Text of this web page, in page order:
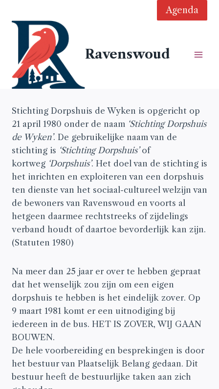
naar
Agenda
Ravenswoud
Stichting Dorpshuis de Wyken is opgericht op
21 april 1980 onder de naam ‘Stichting Dorpshuis
de Wyken’. De gebruikelijke naam van de
stichting is ‘Stichting Dorpshuis’of
kortweg ‘Dorpshuis’. Het doel van de stichting is
het inrichten en exploiteren van een dorpshuis
ten dienste van het sociaal-cultureel welzijn van
de bewoners van Ravenswoud en voorts al
hetgeen daarmee rechtstreeks of zijdelings
verband houdt of daartoe bevorderlijk kan zijn.
(Statuten 1980)
Na meer dan 25 jaar er over te hebben gepraat
dat het wenselijk zou zijn om een eigen
dorpshuis te hebben is het eindelijk zover. Op
9 maart 1981 komt er een uitnodiging bij
iedereen in de bus. HET IS ZOVER, WIJ GAAN
BOUWEN.
De hele voorbereiding en besprekingen is door
het bestuur van Plaatselijk Belang gedaan. Dit
bestuur heeft de bestuurlijke taken aan zich